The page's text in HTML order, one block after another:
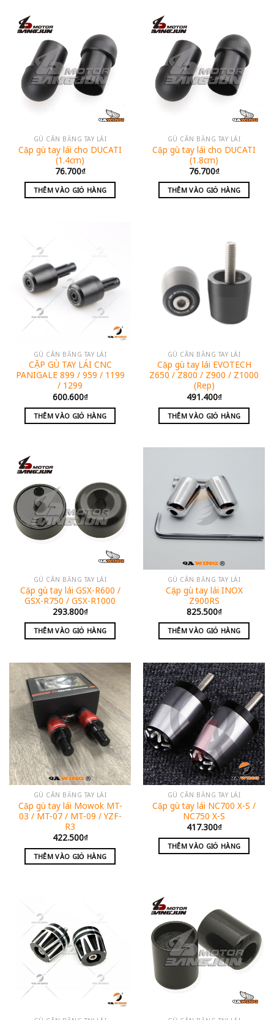
GÙ CÂN BẰNG TAY LÁI
Cặp gù tay lái cho DUCATI
(1.4cm)
76.700₫
THÊM VÀO GIỎ HÀNG
GÙ CÂN BẰNG TAY LÁI
Cặp gù tay lái cho DUCATI
(1.8cm)
76.700₫
THÊM VÀO GIỎ HÀNG
GÙ CÂN BẰNG TAY LÁI
CẶP GÙ TAY LÁI CNC
PANIGALE 899 / 959 / 1199
/ 1299
600.600₫
THÊM VÀO GIỎ HÀNG
GÙ CÂN BẰNG TAY LÁI
Cặp gù tay lái EVOTECH
Z650 / Z800 / Z900 / Z1000
(Rep)
491.400₫
THÊM VÀO GIỎ HÀNG
GÙ CÂN BẰNG TAY LÁI
Cặp gù tay lái GSX-R600 /
GSX-R750 / GSX-R1000
293.800₫
THÊM VÀO GIỎ HÀNG
GÙ CÂN BẰNG TAY LÁI
Cặp gù tay lái INOX
Z900RS
825.500₫
THÊM VÀO GIỎ HÀNG
GÙ CÂN BẰNG TAY LÁI
Cặp gù tay lái Mowok MT-
03 / MT-07 / MT-09 / YZF-
R3
422.500₫
THÊM VÀO GIỎ HÀNG
GÙ CÂN BẰNG TAY LÁI
Cặp gù tay lái NC700 X-S /
NC750 X-S
417.300₫
THÊM VÀO GIỎ HÀNG